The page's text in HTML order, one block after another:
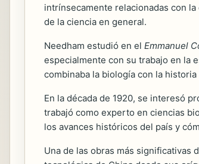
intrínsecamente relacionadas con
de la ciencia en general.
Needham estudió en el Emmanuel
especialmente con su trabajo en la
combinaba la biología con la
En la década de 1920, se interesó
trabajó como experto en ciencias
los avances históricos del país y
Una de las obras más significativas